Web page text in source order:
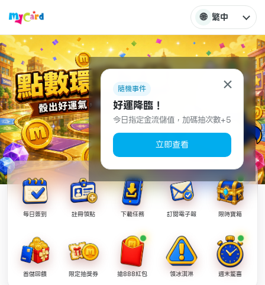
🌐 繁中
每日簽到 註冊領點 下載任務 訂閱電子報 限時寶箱
首儲回饋 限定抽獎券 搶888紅包 領冰淇淋 週末驚喜
×
隨機事件
好運降臨！
今日指定金流儲值，加碼抽次數+5
立即查看